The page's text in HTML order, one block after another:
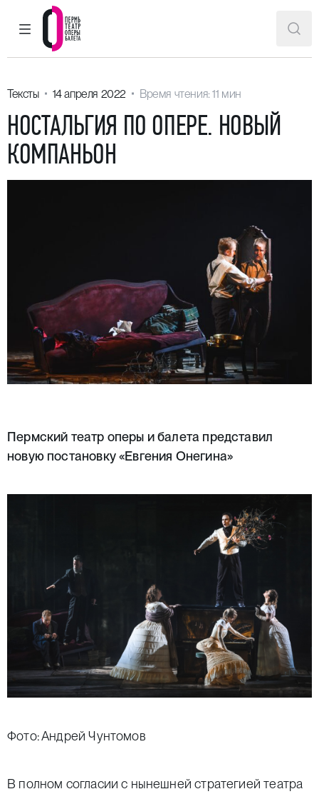
ГЛАВНОЕ МЕНЮ
Пермский театр оперы и балета
Тексты 14 апреля 2022 Время чтения: 11 мин
НОСТАЛЬГИЯ ПО ОПЕРЕ. НОВЫЙ
КОМПАНЬОН
Пермский театр оперы и балета представил
новую постановку «Евгения Онегина»
Фото: Андрей Чунтомов
В полном согласии с нынешней стратегией театра